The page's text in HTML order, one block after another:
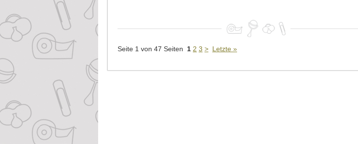
Seite 1 von 47 Seiten 1 2 3 > Letzte »